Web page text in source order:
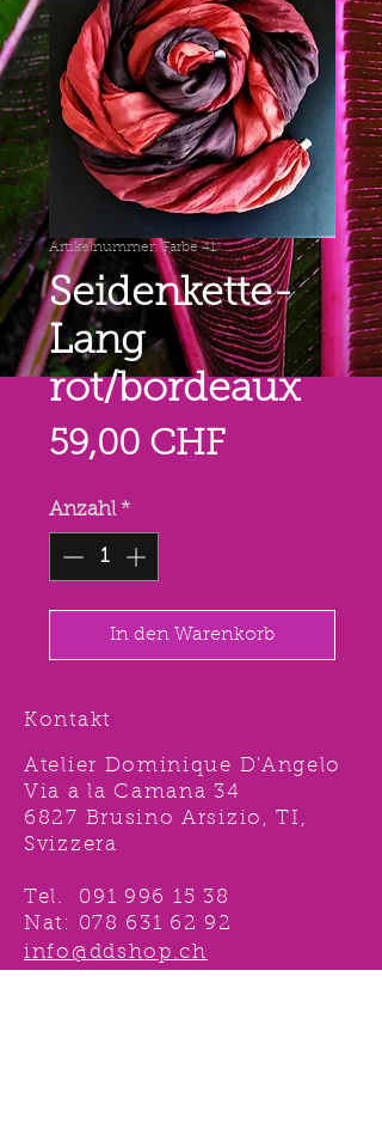
Artikelnummer: Farbe 41
Seidenkette-
Lang
rot/bordeaux
59,00 CHFPreis
Anzahl *
In den Warenkorb
Kontakt
Atelier Dominique D'Angelo
Via a la Camana 34
6827 Brusino Arsizio, TI,
Svizzera
Tel. 091 996 15 38
Nat: 078 631 62 92
info@ddshop.ch